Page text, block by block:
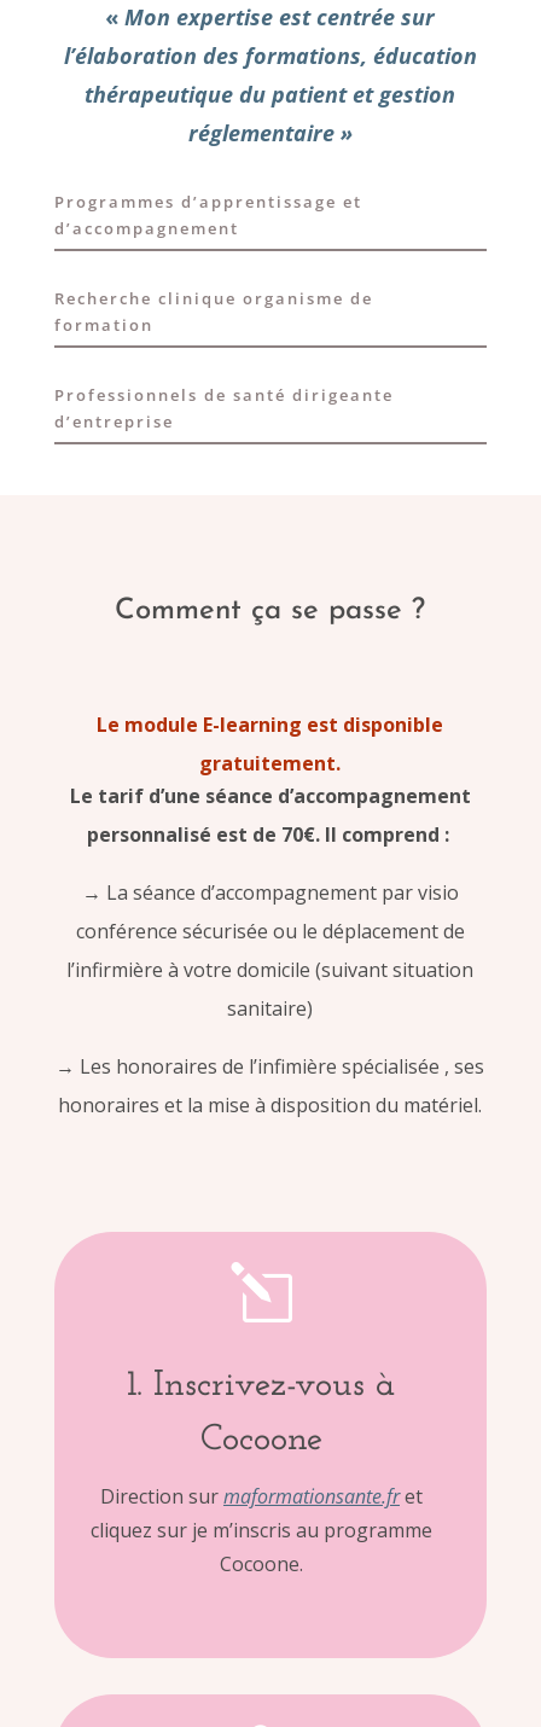
«Mon expertise est centrée sur
l’élaboration des formations, éducation
thérapeutique du patient et gestion
réglementaire »
Programmes d’apprentissage et
d’accompagnement
Recherche clinique organisme de
formation
Professionnels de santé dirigeante
d’entreprise
Comment ça se passe ?
Le module E-learning est disponible
gratuitement.
Le tarif d’une séance d’accompagnement
personnalisé est de 70€. Il comprend :
→ La séance d’accompagnement par visio
conférence sécurisée ou le déplacement de
l’infirmière à votre domicile (suivant situation
sanitaire)
→ Les honoraires de l’infimière spécialisée , ses
honoraires et la mise à disposition du matériel.
l
1. Inscrivez-vous à
Cocoone
Direction surmaformationsante.fret
cliquez sur je m’inscris au programme
Cocoone.